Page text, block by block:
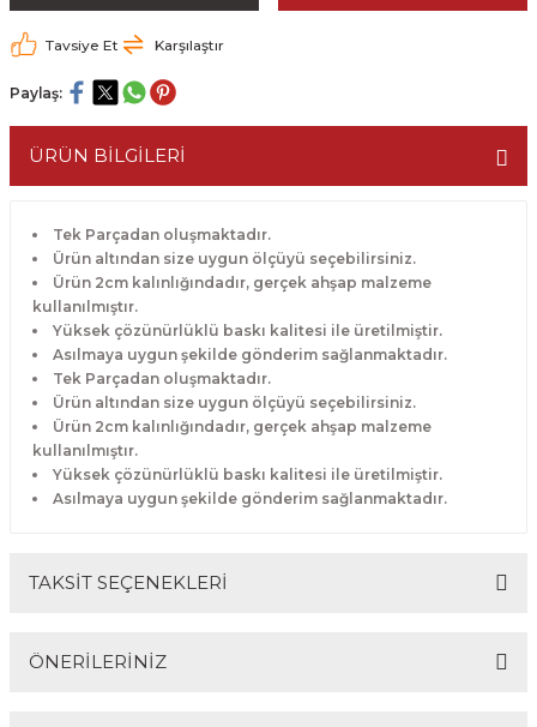
Tavsiye Et Karşılaştır
Paylaş:
ÜRÜN BİLGİLERİ
Tek Parçadan oluşmaktadır.
Ürün altından size uygun ölçüyü seçebilirsiniz.
Ürün 2cm kalınlığındadır, gerçek ahşap malzeme
kullanılmıştır.
Yüksek çözünürlüklü baskı kalitesi ile üretilmiştir.
Asılmaya uygun şekilde gönderim sağlanmaktadır.
Tek Parçadan oluşmaktadır.
Ürün altından size uygun ölçüyü seçebilirsiniz.
Ürün 2cm kalınlığındadır, gerçek ahşap malzeme
kullanılmıştır.
Yüksek çözünürlüklü baskı kalitesi ile üretilmiştir.
Asılmaya uygun şekilde gönderim sağlanmaktadır.
TAKSİT SEÇENEKLERİ
ÖNERİLERİNİZ